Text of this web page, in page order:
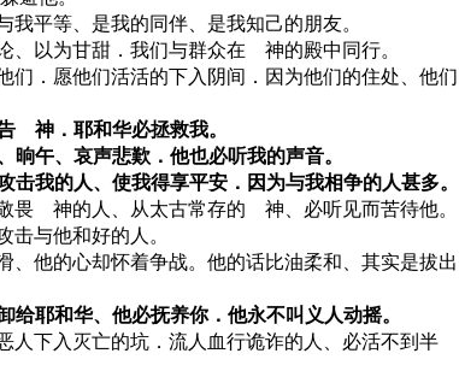
我平等、是我的同伴、是我知己的朋友。
、以为甘甜．我们与群众在 神的殿中同行。
们．愿他们活活的下入阴间．因为他们的住处、他们
神．耶和华必拯救我。
晌午、哀声悲歎．他也必听我的声音。
击我的人、使我得享平安．因为与我相争的人甚多。
畏 神的人、从太古常存的 神、必听见而苦待他。
击与他和好的人。
、他的心却怀着争战。他的话比油柔和、其实是拔出
给耶和华、他必抚养你．他永不叫义人动摇。
下入灭亡的坑．流人血行诡诈的人、必活不到半